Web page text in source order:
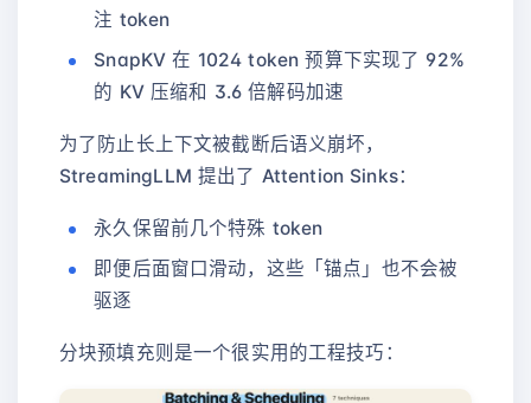
注 token
SnapKV 在 1024 token 预算下实现了 92%
的 KV 压缩和 3.6 倍解码加速
为了防止长上下文被截断后语义崩坏，
StreamingLLM 提出了 Attention Sinks：
永久保留前几个特殊 token
即便后面窗口滑动，这些「锚点」也不会被
驱逐
分块预填充则是一个很实用的工程技巧：